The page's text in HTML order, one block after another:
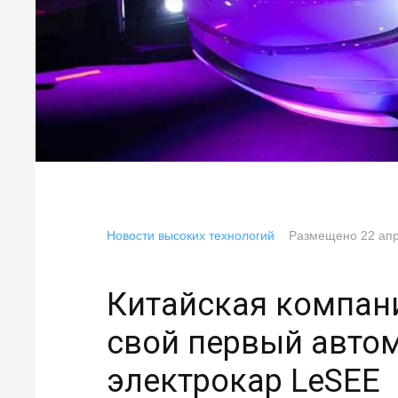
Новости высоких технологий Размещено 22
Китайская
свой первый
электрокар LeSEE